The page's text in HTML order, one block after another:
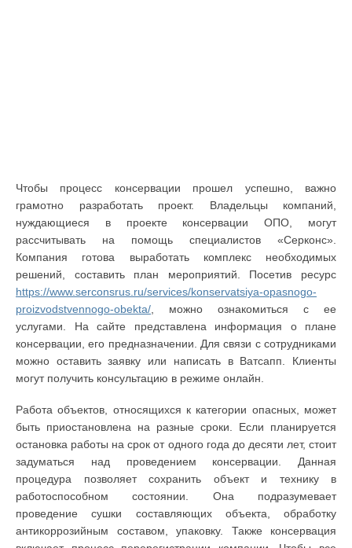
Чтобы процесс консервации прошел успешно, важно
грамотно разработать проект. Владельцы компаний,
нуждающиеся в проекте консервации ОПО, могут
рассчитывать на помощь специалистов «Серконс».
Компания готова выработать комплекс необходимых
решений, составить план мероприятий. Посетив ресурс
https://www.serconsrus.ru/services/konservatsiya-opasnogo-
proizvodstvennogo-obekta/ , можно ознакомиться с ее
услугами. На сайте представлена информация о плане
консервации, его предназначении. Для связи с сотрудниками
можно оставить заявку или написать в Ватсапп. Клиенты
могут получить консультацию в режиме онлайн.
Работа объектов, относящихся к категории опасных, может
быть приостановлена на разные сроки. Если планируется
остановка работы на срок от одного года до десяти лет, стоит
задуматься над проведением консервации. Данная
процедура позволяет сохранить объект и технику в
работоспособном состоянии. Она подразумевает
проведение сушки составляющих объекта, обработку
антикоррозийным составом, упаковку. Также консервация